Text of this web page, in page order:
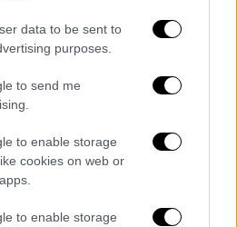
data to be sent to
purposes.
to send me
to enable storage
cookies on web or
to enable storage
εφημερία του
να λειτουργεί με
αφού όλα τα
είχαν καταληφθεί το
με
Επείγοντα 30
τελικά στο
Παμμακάριστο.